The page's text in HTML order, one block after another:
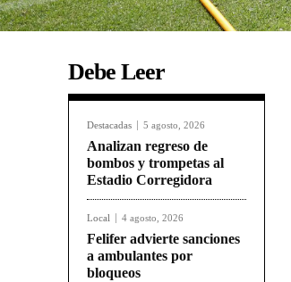
Debe Leer
Destacadas 5 agosto, 2026
Analizan regreso de
bombos y trompetas al
Estadio Corregidora
Local 4 agosto, 2026
Felifer advierte sanciones
a ambulantes por
bloqueos